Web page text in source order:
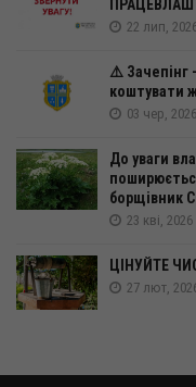
22 лип,
⚠️ Зачепінг
коштувати
03 чер, 2026
До уваги
борщівник
23 кві, 2026
ЦІНУЙТЕ
27 лют,